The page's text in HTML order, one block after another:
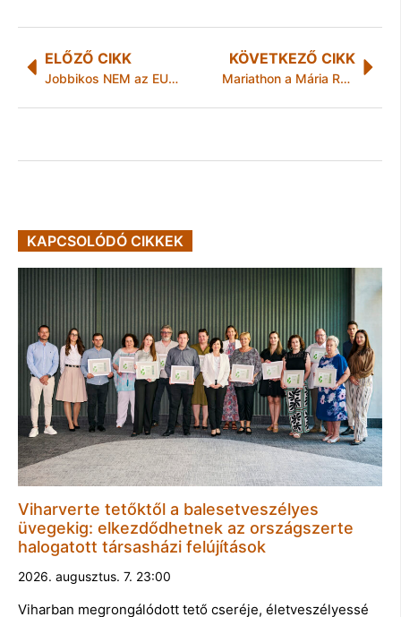
ELŐZŐ CIKK
Jobbikos NEM az EU–Ukrajna társulási megállapodásra
KÖVETKEZŐ CIKK
Mariathon a Mária Rádióért
KAPCSOLÓDÓ CIKKEK
Viharverte tetőktől a balesetveszélyes
üvegekig: elkezdődhetnek az országszerte
halogatott társasházi felújítások
2026. augusztus. 7. 23:00
Viharban megrongálódott tető cseréje, életveszélyessé